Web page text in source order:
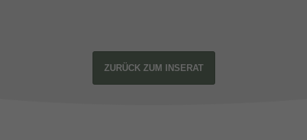
ZURÜCK ZUM INSERAT